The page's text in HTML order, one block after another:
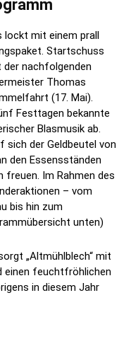
lockt mit einem prall
Startschuss
nachfolgenden
Thomas
(17. Mai).
Festtagen bekannte
Blasmusik ab.
sich der Geldbeutel von
den Essensständen
freuen. Im Rahmen des
– vom
bis hin zum
unten)
„Altmühlblech“ mit
einen feuchtfröhlichen
in diesem Jahr